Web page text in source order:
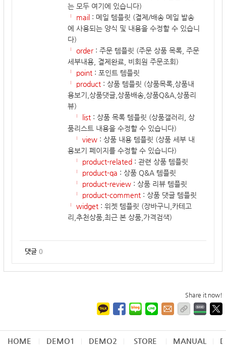
는 모두 여기에 있습니다)
└ mail : 메일 템플릿 (결제/배송 메일 발송
에 사용되는 양식 및 내용을 수정할 수 있습니
다)
└ order : 주문 템플릿 (주문 상품 목록, 주문
세부내용, 결제완료, 비회원 주문조회)
└ point : 포인트 템플릿
└ product : 상품 템플릿 (상품목록,상품내
용보기,상품댓글,상품배송,상품Q&A,상품리
뷰)
└ list : 상품 목록 템플릿 (상품갤러리, 상
품리스트 내용을 수정할 수 있습니다)
└ view : 상품 내용 템플릿 (상품 세부 내
용보기 페이지를 수정할 수 있습니다)
└ product-related : 관련 상품 템플릿
└ product-qa : 상품 Q&A 템플릿
└ product-review : 상품 리뷰 템플릿
└ product-comment : 상품 댓글 템플릿
└ widget : 위젯 템플릿 (장바구니,카테고
리,추천상품,최근 본 상품,가격검색)
댓글 0
Share it now!
HOME DEMO1 DEMO2 STORE MANUAL